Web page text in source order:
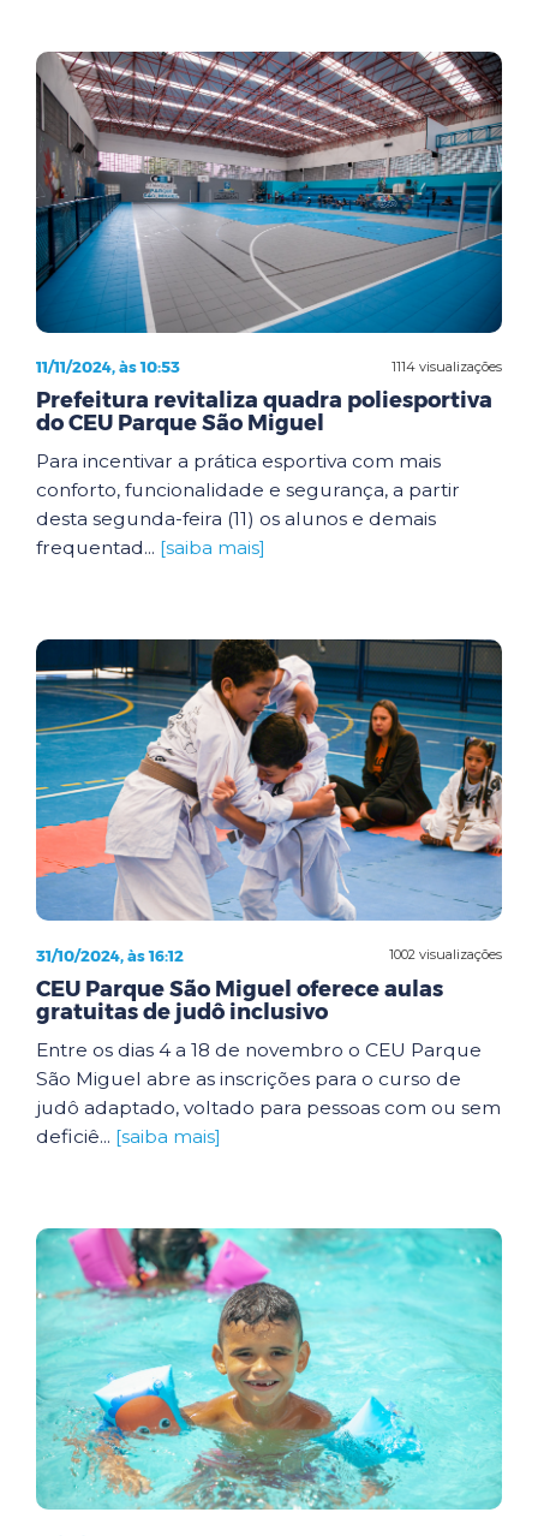
1114 visualizações
11/11/2024, às 10:53
Prefeitura revitaliza quadra poliesportiva
do CEU Parque São Miguel
Para incentivar a prática esportiva com mais
conforto, funcionalidade e segurança, a partir
desta segunda-feira (11) os alunos e demais
frequentad... [saiba mais]
1002 visualizações
31/10/2024, às 16:12
CEU Parque São Miguel oferece aulas
gratuitas de judô inclusivo
Entre os dias 4 a 18 de novembro o CEU Parque
São Miguel abre as inscrições para o curso de
judô adaptado, voltado para pessoas com ou sem
deficiê... [saiba mais]